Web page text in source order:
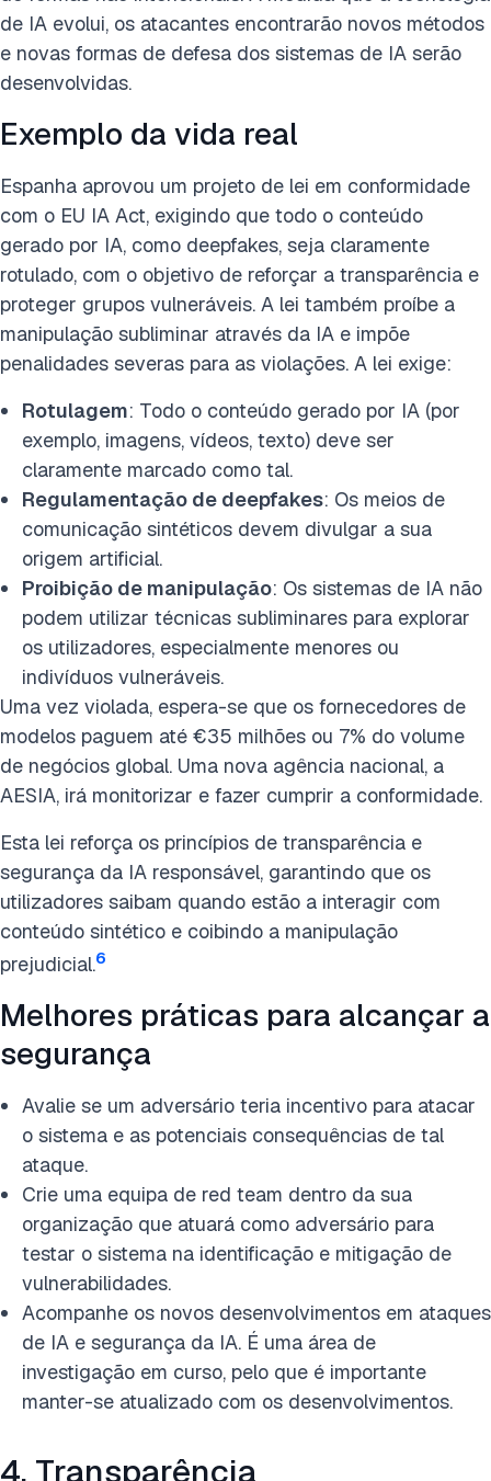
de IA evolui, os atacantes encontrarão novos métodos
e novas formas de defesa dos sistemas de IA serão
desenvolvidas.
Exemplo da vida real
Espanha aprovou um projeto de lei em conformidade
com o EU IA Act, exigindo que todo o conteúdo
gerado por IA, como deepfakes, seja claramente
rotulado, com o objetivo de reforçar a transparência e
proteger grupos vulneráveis. A lei também proíbe a
manipulação subliminar através da IA e impõe
penalidades severas para as violações. A lei exige:
Rotulagem: Todo o conteúdo gerado por IA (por
exemplo, imagens, vídeos, texto) deve ser
claramente marcado como tal.
Regulamentação de deepfakes: Os meios de
comunicação sintéticos devem divulgar a sua
origem artificial.
Proibição de manipulação: Os sistemas de IA não
podem utilizar técnicas subliminares para explorar
os utilizadores, especialmente menores ou
indivíduos vulneráveis.
Uma vez violada, espera-se que os fornecedores de
modelos paguem até €35 milhões ou 7% do volume
de negócios global. Uma nova agência nacional, a
AESIA, irá monitorizar e fazer cumprir a conformidade.
Esta lei reforça os princípios de transparência e
segurança da IA responsável, garantindo que os
utilizadores saibam quando estão a interagir com
conteúdo sintético e coibindo a manipulação
prejudicial.6
Melhores práticas para alcançar a
segurança
Avalie se um adversário teria incentivo para atacar
o sistema e as potenciais consequências de tal
ataque.
Crie uma equipa de red team dentro da sua
organização que atuará como adversário para
testar o sistema na identificação e mitigação de
vulnerabilidades.
Acompanhe os novos desenvolvimentos em ataques
de IA e segurança da IA. É uma área de
investigação em curso, pelo que é importante
manter-se atualizado com os desenvolvimentos.
4. Transparência